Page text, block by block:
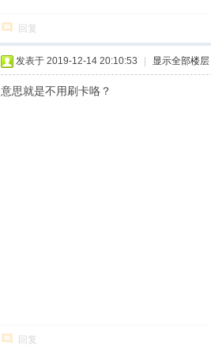
回复
发表于 2019-12-14 20:10:53 显示全部楼层
意思就是不用刷卡咯？
回复